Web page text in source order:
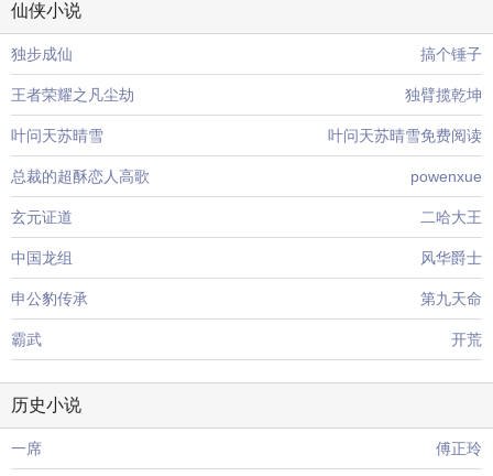
仙侠小说
独步成仙 搞个锤子
王者荣耀之凡尘劫 独臂揽乾坤
叶问天苏晴雪 叶问天苏晴雪免费阅读
总裁的超酥恋人高歌 powenxue
玄元证道 二哈大王
中国龙组 风华爵士
申公豹传承 第九天命
霸武 开荒
历史小说
一席 傅正玲